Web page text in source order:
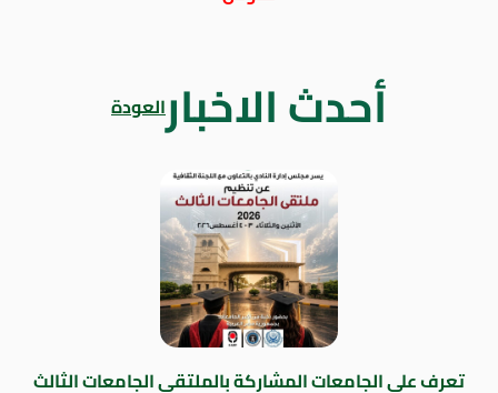
أحدث الاخبارالعودة
تعرف على الجامعات المشاركة بالملتقى الجامعات الثالث